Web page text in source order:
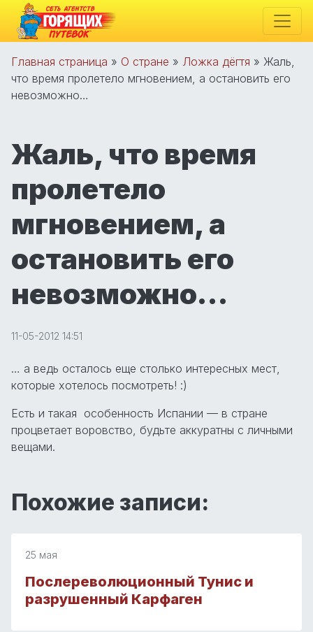
Главная страница » О стране » Ложка дёгтя » Жаль,
что время пролетело мгновением, а остановить его
невозможно…
Жаль, что время
пролетело
мгновением, а
остановить его
невозможно…
11-05-2012 14:51
… а ведь осталось еще столько интересных мест,
которые хотелось посмотреть! :)
Есть и такая особенность Испании — в стране
процветает воровство, будьте аккуратны с личными
вещами.
Похожие записи:
25 мая
Послереволюционный Тунис и
разрушенный Карфаген